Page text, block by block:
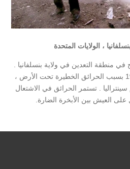
، الولايات المتحدة
في منطقة التعدين في ولاية بنسلفانيا .
تم إخلاء المدينة في عام 1962 بسبب الحرائق الخطيرة تحت الأرض ،
. تستمر الحرائق في الاشتعال
العيش بين الأبخرة الضارة.